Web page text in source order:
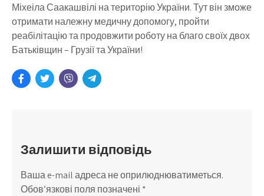
Міхеіла Саакашвілі на територію України. Тут він зможе
отримати належну медичну допомогу, пройти
реабілітацію та продовжити роботу на благо своїх двох
Батьківщин – Грузії та України!
Залишити відповідь
Ваша e-mail адреса не оприлюднюватиметься.
Обов’язкові поля позначені *